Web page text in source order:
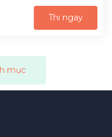
Thi ngay
mục